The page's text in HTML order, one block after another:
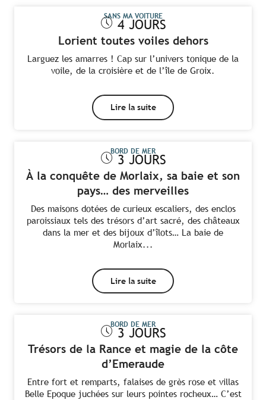
SANS MA VOITURE
4 JOURS
Lorient toutes voiles dehors
Larguez les amarres ! Cap sur l’univers tonique de la
voile, de la croisière et de l’île de Groix.
Lire la suite
BORD DE MER
3 JOURS
À la conquête de Morlaix, sa baie et son
pays… des merveilles
Des maisons dotées de curieux escaliers, des enclos
paroissiaux tels des trésors d’art sacré, des châteaux
dans la mer et des bijoux d’îlots… La baie de
Morlaix...
Lire la suite
BORD DE MER
3 JOURS
Trésors de la Rance et magie de la côte
d’Emeraude
Entre fort et remparts, falaises de grès rose et villas
Belle Epoque juchées sur leurs pointes rocheux… C’est